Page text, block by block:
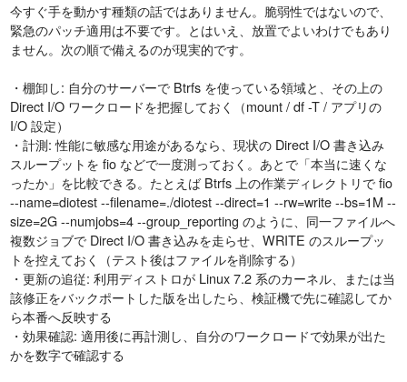
今すぐ手を動かす種類の話ではありません。脆弱性ではないので、
緊急のパッチ適用は不要です。とはいえ、放置でよいわけでもあり
ません。次の順で備えるのが現実的です。
・棚卸し: 自分のサーバーで Btrfs を使っている領域と、その上の
Direct I/O ワークロードを把握しておく（mount / df -T / アプリの
I/O 設定）
・計測: 性能に敏感な用途があるなら、現状の Direct I/O 書き込み
スループットを fio などで一度測っておく。あとで「本当に速くな
ったか」を比較できる。たとえば Btrfs 上の作業ディレクトリで fio
--name=diotest --filename=./diotest --direct=1 --rw=write --bs=1M --
size=2G --numjobs=4 --group_reporting のように、同一ファイルへ
複数ジョブで Direct I/O 書き込みを走らせ、WRITE のスループッ
トを控えておく（テスト後はファイルを削除する）
・更新の追従: 利用ディストロが Linux 7.2 系のカーネル、または当
該修正をバックポートした版を出したら、検証機で先に確認してか
ら本番へ反映する
・効果確認: 適用後に再計測し、自分のワークロードで効果が出た
かを数字で確認する